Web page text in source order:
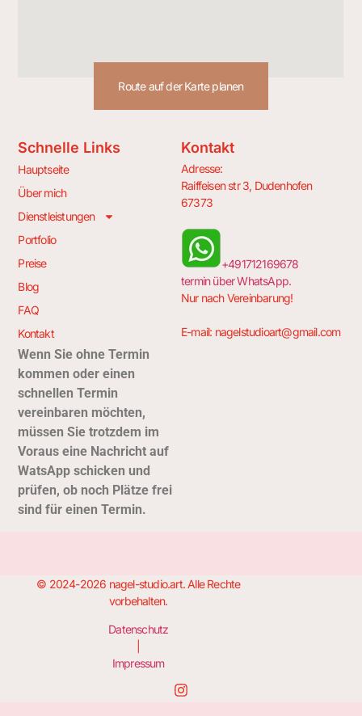
Route auf der Karte planen
Schnelle Links
Hauptseite
Über mich
Dienstleistungen
Portfolio
Preise
Blog
FAQ
Kontakt
Wenn Sie ohne Termin
kommen oder einen
schnellen Termin
vereinbaren möchten,
müssen Sie trotzdem im
Voraus eine Nachricht auf
WatsApp schicken und
prüfen, ob noch Plätze frei
sind für einen Termin.
Kontakt
Adresse:
Raiffeisen str 3, Dudenhofen
67373
+491712169678
termin über WhatsApp.
Nur nach Vereinbarung!
E-mail: nagelstudioart@gmail.com
© 2024-2026 nagel-studio.art. Alle Rechte
vorbehalten.
Datenschutz
Impressum